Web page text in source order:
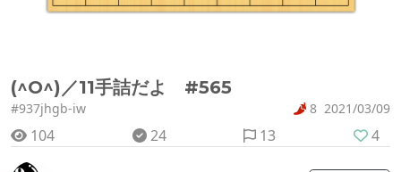
(^O^)／11手詰だよ #565
#937jhgb-iw 8 2021/03/09
104 24 13 4